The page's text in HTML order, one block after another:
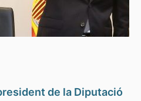
de la Diputació